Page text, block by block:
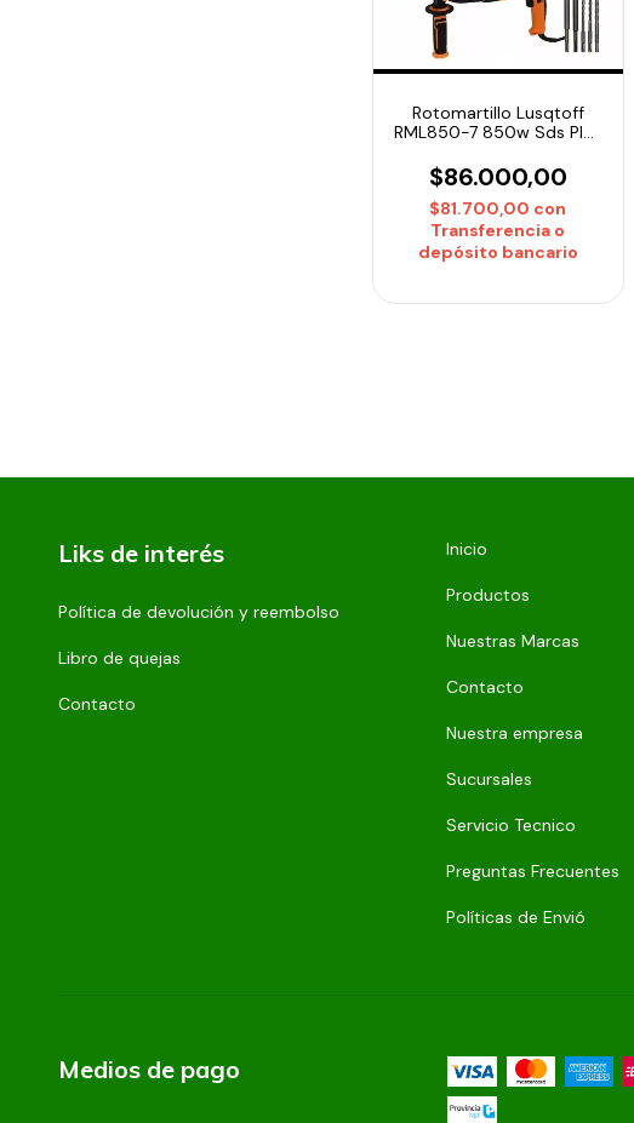
Rotomartillo Lusqtoff
RML850-7 850w Sds Plus
13mm
$86.000,00
$81.700,00 con
Transferencia o
depósito bancario
Liks de interés
Política de devolución y reembolso
Libro de quejas
Contacto
Inicio
Productos
Nuestras Marcas
Contacto
Nuestra empresa
Sucursales
Servicio Tecnico
Preguntas Frecuentes
Políticas de Envió
Medios de pago